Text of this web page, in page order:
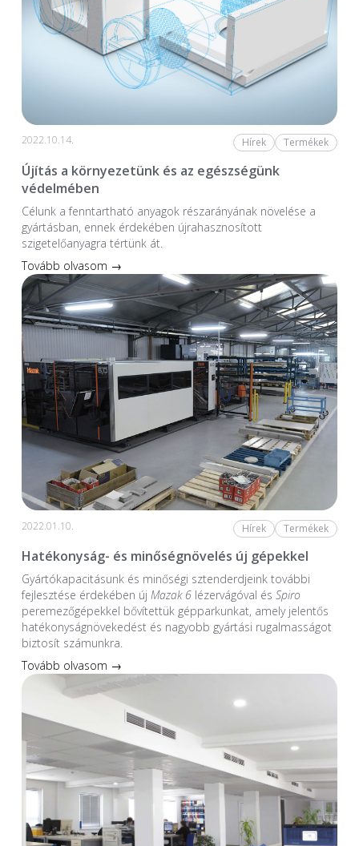
2022.10.14. Hírek Termékek
Újítás a környezetünk és az egészségünk
védelmében
Célunk a fenntartható anyagok részarányának növelése a
gyártásban, ennek érdekében újrahasznosított
szigetelőanyagra tértünk át.
Tovább olvasom →
2022.01.10. Hírek Termékek
Hatékonyság- és minőségnövelés új gépekkel
Gyártókapacitásunk és minőségi sztenderdjeink további
fejlesztése érdekében új Mazak 6lézervágóval és Spiro
peremezőgépekkel bővítettük gépparkunkat, amely jelentős
hatékonyságnövekedést és nagyobb gyártási rugalmasságot
biztosít számunkra.
Tovább olvasom →